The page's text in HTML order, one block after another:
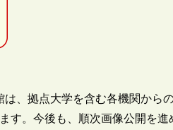
は、拠点大学を含む各機関か
す。今後も、順次画像公開を進